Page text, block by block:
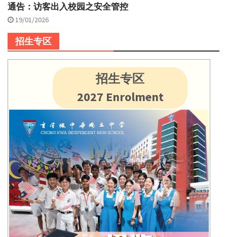
通告：访客出入校园之安全管控
19/01/2026
招生专区
招生专区
2027 Enrolment